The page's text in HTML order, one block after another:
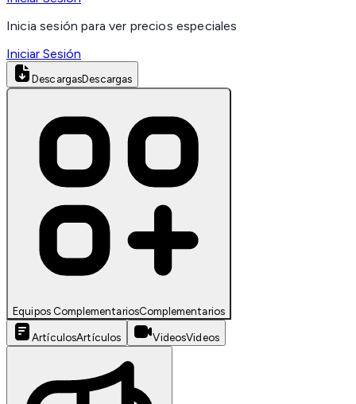
Inicia sesión para ver precios especiales
Iniciar Sesión
DescargasDescargas
Equipos ComplementariosComplementarios
ArtículosArtículos VideosVideos